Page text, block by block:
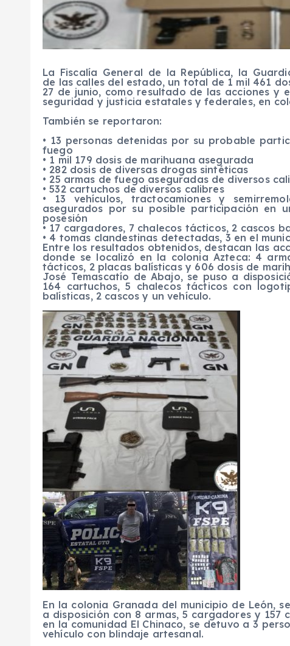
La Fiscalía General de la República, la
de las calles del estado, un total de 1 mil 461
27 de junio, como resultado de las acciones y
seguridad y justicia estatales y federales, en
También se reportaron:
• 13 personas detenidas por su probable
fuego
• 1 mil 179 dosis de marihuana asegurada
• 282 dosis de diversas drogassintéticas
• 25 armas de fuego aseguradas de diversos
•532 cartuchos de diversos calibres
•
13 vehículos, tractocamiones y semir
asegurados por su posible participación en
posesión
• 17 cargadores, 7 chalecos tácticos, 2 cascos
• 4 tomas clandestinas detectadas, 3 en el
Entre los resultados obtenidos, destacan las
donde se localizó en la colonia Azteca: 4
tácticos, 2 placas balísticas y 606 dosis de
José Temascatío de Abajo, se puso a
164 cartuchos, 5 chalecos tácticos con log
balísticas, 2 cascos y un vehículo.
En la colonia Granada del municipio de León,
a disposición con 8 armas, 5 cargadores y 157
en la comunidad El Chinaco, se detuvo a 3
vehículo con blindaje artesanal.